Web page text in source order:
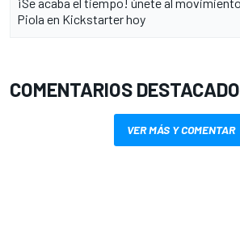
¡Se acaba el tiempo! únete al
Piola en Kickstarter hoy
COMENTARIOS
VER MÁS Y COMENTAR